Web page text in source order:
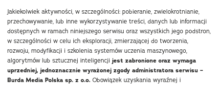
Jakiekolwiek aktywności, w szczególności: pobieranie, zwielokrotnianie,
przechowywanie, lub inne wykorzystywanie treści, danych lub informacji
dostępnych w ramach niniejszego serwisu oraz wszystkich jego podstron,
w szczególności w celu ich eksploracji, zmierzającej do tworzenia,
rozwoju, modyfikacji i szkolenia systemów uczenia maszynowego,
algorytmów lub sztucznej inteligencji jest zabronione oraz wymaga
uprzedniej, jednoznacznie wyrażonej zgody administratora serwisu –
Burda Media Polska sp. z o.o. Obowiązek uzyskania wyraźnej i